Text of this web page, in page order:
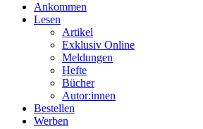
Ankommen
Lesen
Artikel
Exklusiv Online
Meldungen
Hefte
Bücher
Autor:innen
Bestellen
Werben